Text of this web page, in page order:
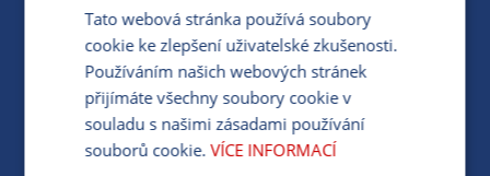
MÁM DOTAZ KE STÁVAJÍCÍ SMLOUVĚ
412 154 154
PO-PÁ 7:30-17:00
Tato webová stránka používá soubory
cookie ke zlepšení uživatelské zkušenosti.
Používáním našich webových stránek
přijímáte všechny soubory cookie v
souladu s našimi zásadami používání
souborů cookie. VÍCE INFORMACÍ